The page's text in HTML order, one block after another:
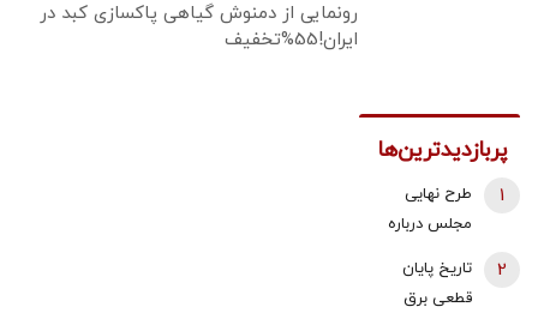
رونمایی از دمنوش گیاهی پاکسازی کبد در
ایران!55%تخفیف
پربازدیدترین‌ها
طرح نهایی
مجلس درباره
بنزین اعلام شد
1
تاریخ پایان
قطعی برق
2